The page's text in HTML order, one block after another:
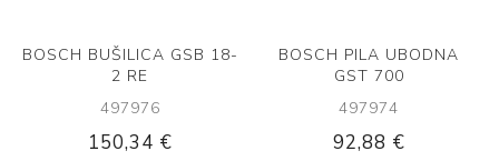
BOSCH BUŠILICA GSB 18-
2 RE
497976
150,34 €
BOSCH PILA UBODNA
GST 700
497974
92,88 €